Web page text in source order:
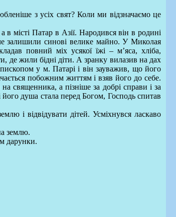
з усіх свят? Коли ми відзначаємо це
місті Патар в Азії. Народився він в родині
залишили синові велике майно. У Миколая
повний міх усякої їжі – м’яса, хліба,
де жили бідні діти. А зранку вилазив на дах
у м. Патарі і він зауважив, що його
побожним життям і взяв його до себе.
священника, а пізніше за добрі справи і за
душа стала перед Богом, Господь спитав
і відвідувати дітей. Усміхнувся ласкаво
землю.
дарунки.